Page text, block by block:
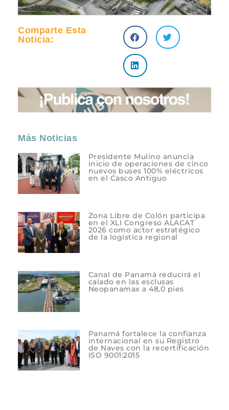
Comparte Esta
Noticia:
Más Noticias
Presidente Mulino anuncia
inicio de operaciones de cinco
nuevos buses 100% eléctricos
en el Casco Antiguo
Zona Libre de Colón participa
en el XLI Congreso ALACAT
2026 como actor estratégico
de la logística regional
Canal de Panamá reducirá el
calado en las esclusas
Neopanamax a 48,0 pies
Panamá fortalece la confianza
internacional en su Registro
de Naves con la recertificación
ISO 9001:2015